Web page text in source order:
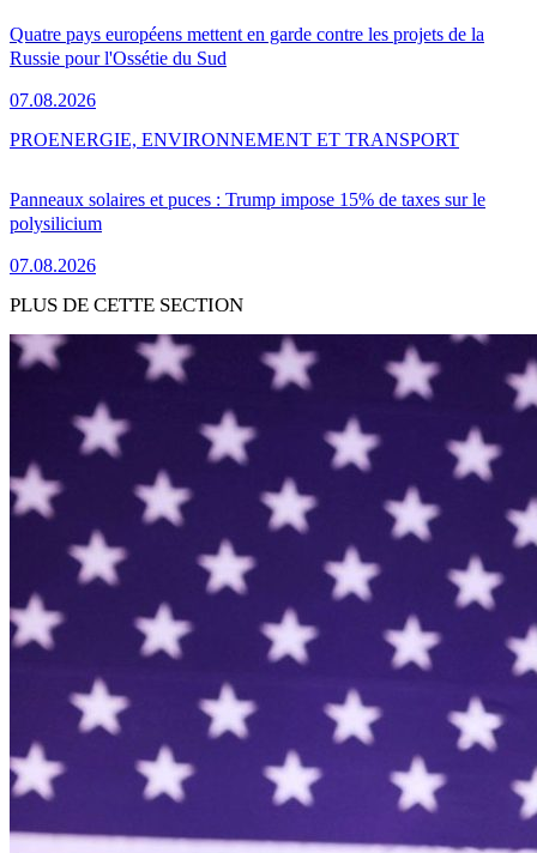
Quatre pays européens mettent en garde contre les projets de la
Russie pour l'Ossétie du Sud
07.08.2026
Panneaux solaires et puces : Trump impose 15% de taxes sur le
polysilicium
07.08.2026
PROENERGIE, ENVIRONNEMENT ET TRANSPORT
PLUS DE CETTE SECTION